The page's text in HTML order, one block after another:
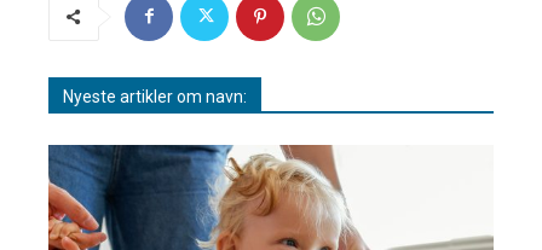
Nyeste artikler om navn: